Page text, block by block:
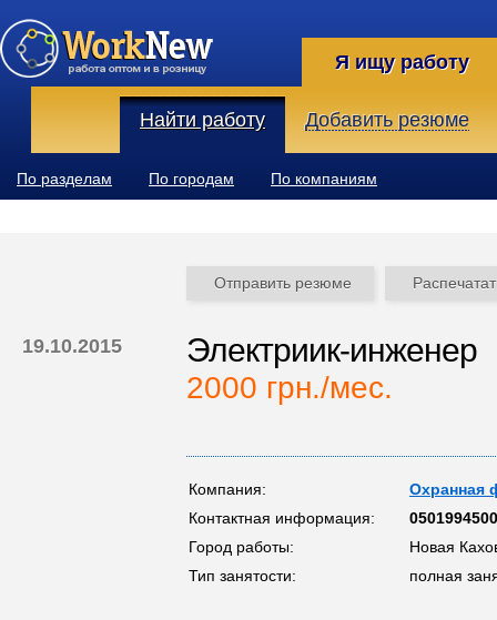
Я ищу работу
Найти работу Добавить резюме
По разделам По городам По компаниям
Отправить резюме
19.10.2015 Электриик-инженер
2000 грн./мес.
Компания:
Охранная
Контактная информация:
0501994500
Город работы:
Новая
Тип занятости:
полная